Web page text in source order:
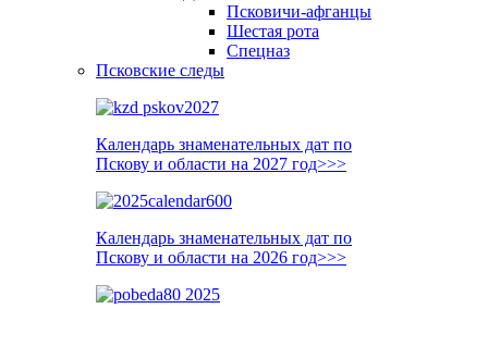
Псковичи-афганцы
Шестая рота
Спецназ
Псковские следы
Календарь знаменательных дат по
Пскову и области на 2027 год>>>
Календарь знаменательных дат по
Пскову и области на 2026 год>>>